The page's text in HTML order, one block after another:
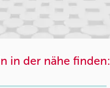
in der nähe finden: